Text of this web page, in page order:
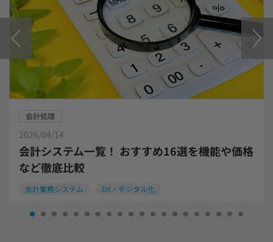
会計処理
2026/04/14
会計システム一覧！ おすすめ16選を機能や価格
など徹底比較
会計業務システム DX・デジタル化